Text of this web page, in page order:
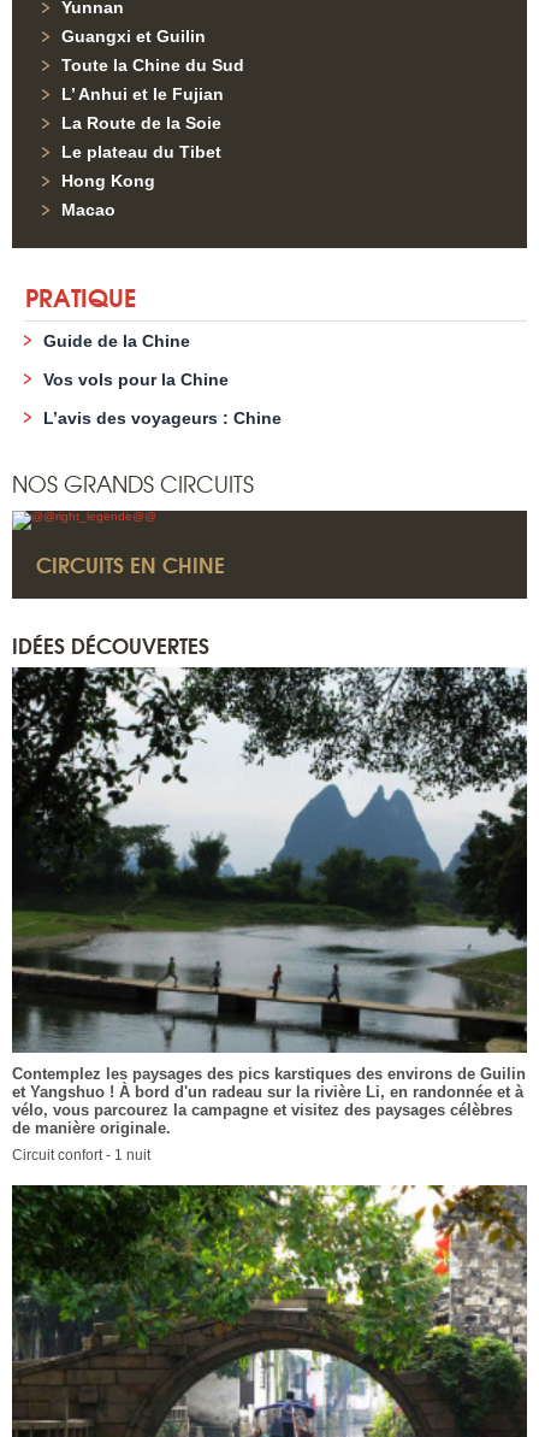
Yunnan
Guangxi et Guilin
Toute la Chine du Sud
L’ Anhui et le Fujian
La Route de la Soie
Le plateau du Tibet
Hong Kong
Macao
PRATIQUE
Guide de la Chine
Vos vols pour la Chine
L’avis des voyageurs : Chine
NOS GRANDS CIRCUITS
CIRCUITS EN CHINE
IDÉES DÉCOUVERTES
Contemplez les paysages des pics karstiques des environs de Guilin
et Yangshuo ! À bord d'un radeau sur la rivière Li, en randonnée et à
vélo, vous parcourez la campagne et visitez des paysages célèbres
de manière originale.
Circuit confort - 1 nuit